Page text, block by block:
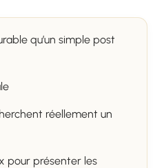
qu’un simple post
réellement un
pour présenter les